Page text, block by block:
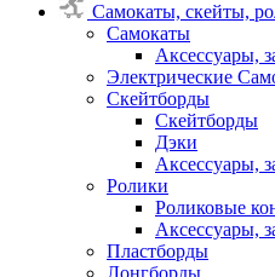
Самокаты, скейты,
Самокаты
Аксессуары,
Электрические
Скейтборды
Скейтборды
Дэки
Аксессуары,
Ролики
Роликовые
Аксессуары,
Пластборды